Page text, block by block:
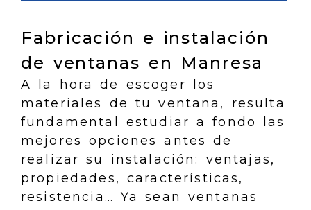
Fabricación e instalación
de ventanas en Manresa
A la hora de escoger los
materiales de tu ventana, resulta
fundamental estudiar a fondo las
mejores opciones antes de
realizar su instalación: ventajas,
propiedades, características,
resistencia… Ya sean ventanas